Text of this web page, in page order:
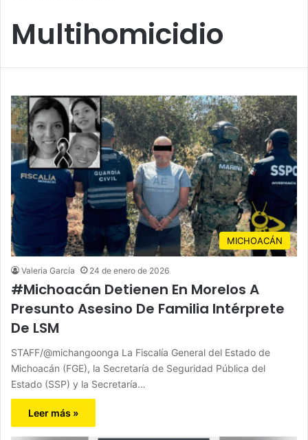
Multihomicidio
MICHOACÁN
Valeria García 24 de enero de 2026
#Michoacán Detienen En Morelos A
Presunto Asesino De Familia Intérprete
De LSM
STAFF/@michangoonga La Fiscalía General del Estado de
Michoacán (FGE), la Secretaría de Seguridad Pública del
Estado (SSP) y la Secretaría…
Leer más »